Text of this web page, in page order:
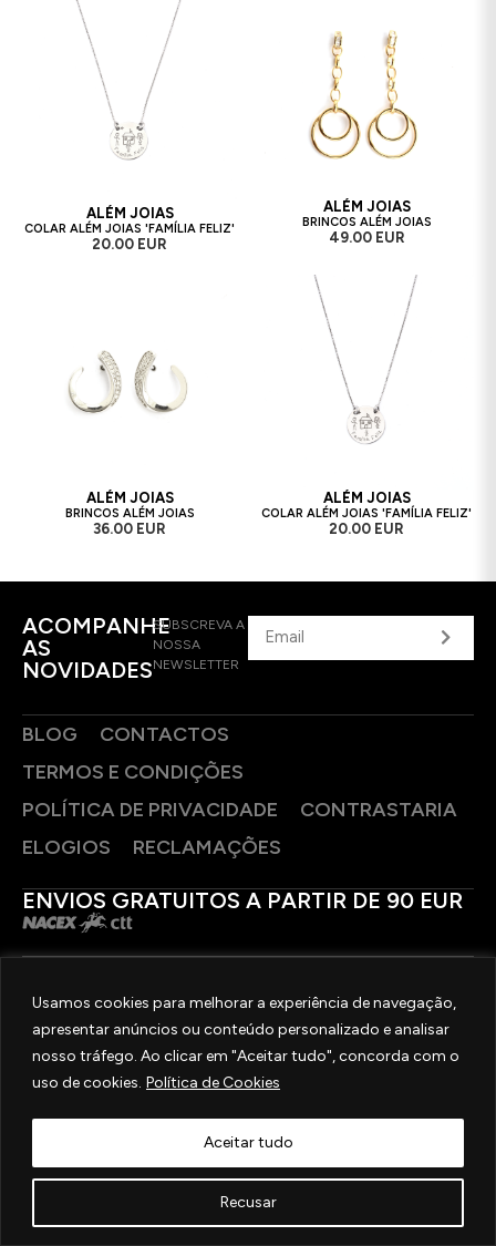
Usamos cookies para melhorar a experiência de navegação,
apresentar anúncios ou conteúdo personalizado e analisar
nosso tráfego. Ao clicar em "Aceitar tudo", concorda com o
uso de cookies. Política de Cookies
Recusar
Aceitar tudo
ALÉM JOIAS
COLAR ALÉM JOIAS 'FAMÍLIA FELIZ'
20.00 EUR
ALÉM JOIAS
BRINCOS ALÉM JOIAS
49.00 EUR
ALÉM JOIAS
BRINCOS ALÉM JOIAS
36.00 EUR
ALÉM JOIAS
COLAR ALÉM JOIAS 'FAMÍLIA FELIZ'
20.00 EUR
ACOMPANHE
AS
NOVIDADES
SUBSCREVA A
NOSSA
NEWSLETTER
BLOG
CONTACTOS
TERMOS E CONDIÇÕES
POLÍTICA DE PRIVACIDADE
CONTRASTARIA
ELOGIOS
RECLAMAÇÕES
ENVIOS GRATUITOS A PARTIR DE 90 EUR
SIGA-NOS
2025 © OURIVESARIA FRADIZELA